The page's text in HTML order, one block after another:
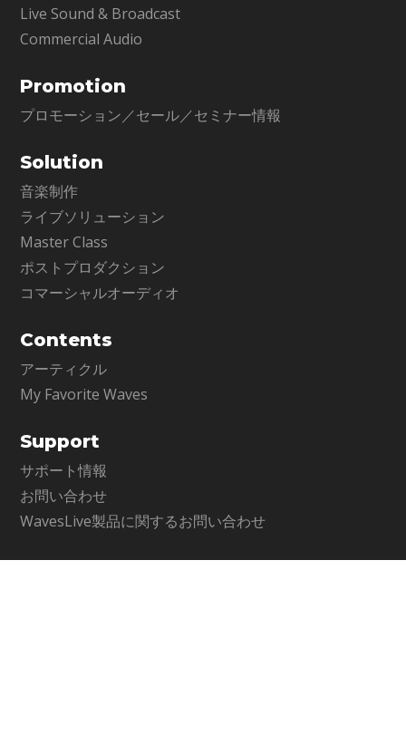
Live Sound & Broadcast
Commercial Audio
Promotion
プロモーション／セール／セミナー情報
Solution
音楽制作
ライブソリューション
Master Class
ポストプロダクション
コマーシャルオーディオ
Contents
アーティクル
My Favorite Waves
Support
サポート情報
お問い合わせ
WavesLive製品に関するお問い合わせ